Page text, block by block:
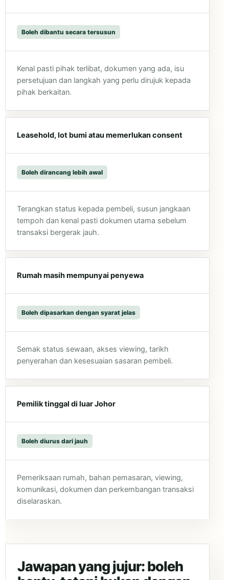
Boleh dibantu secara tersusun
Kenal pasti pihak terlibat, dokumen yang ada, isu
persetujuan dan langkah yang perlu dirujuk kepada
pihak berkaitan.
Leasehold, lot bumi atau memerlukan consent
Boleh dirancang lebih awal
Terangkan status kepada pembeli, susun jangkaan
tempoh dan kenal pasti dokumen utama sebelum
transaksi bergerak jauh.
Rumah masih mempunyai penyewa
Boleh dipasarkan dengan syarat jelas
Semak status sewaan, akses viewing, tarikh
penyerahan dan kesesuaian sasaran pembeli.
Pemilik tinggal di luar Johor
Boleh diurus dari jauh
Pemeriksaan rumah, bahan pemasaran, viewing,
komunikasi, dokumen dan perkembangan transaksi
diselaraskan.
Jawapan yang jujur: boleh